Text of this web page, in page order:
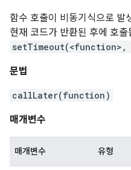
함수 호출이 비동기식으로 발
현재 코드가 반환된 후에 호출
문법
callLater(function)
매개변수
매개변수 유형